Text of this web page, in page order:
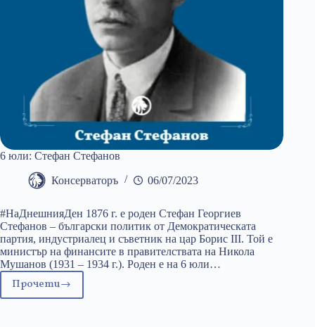
6 юли: Стефан Стефанов
Консерваторъ 06/07/2023
#НаДнешнияДен 1876 г. е роден Стефан Георгиев
Стефанов – български политик от Демократическата
партия, индустриалец и съветник на цар Борис III. Той е
министър на финансите в правителствата на Никола
Мушанов (1931 – 1934 г.). Роден е на 6 юли…
Прочети
6